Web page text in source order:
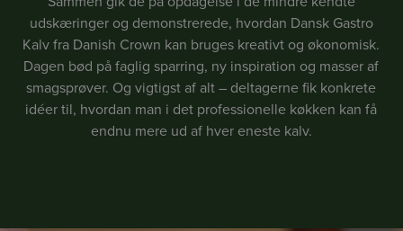
udskæringer og demonstrerede, hvordan Dansk Gastro
Kalv fra Danish Crown kan bruges kreativt og økonomisk.
Dagen bød på faglig sparring, ny inspiration og masser af
smagsprøver. Og vigtigst af alt – deltagerne fik konkrete
idéer til, hvordan man i det professionelle køkken kan få
endnu mere ud af hver eneste kalv.